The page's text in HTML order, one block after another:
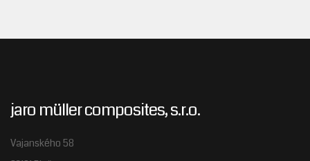
jaro müller composites, s.r.o.
Vajanského 58